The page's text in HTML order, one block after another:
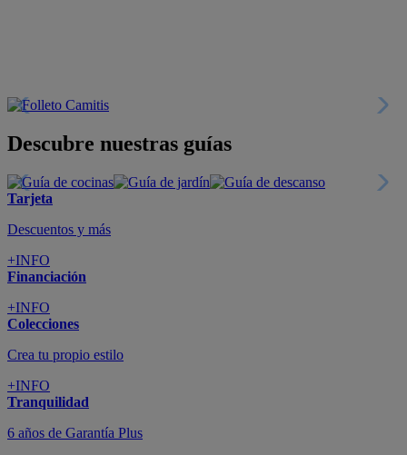
Descubre nuestras guías
Tarjeta
Descuentos y más
+INFO
Financiación
+INFO
Colecciones
Crea tu propio estilo
+INFO
Tranquilidad
6 años de Garantía Plus